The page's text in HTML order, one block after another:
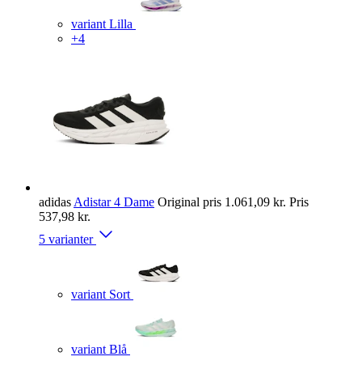
variant Lilla
+4
adidas Adistar 4 Dame Original pris 1.061,09 kr. Pris
537,98 kr.
5 varianter
variant Sort
variant Blå